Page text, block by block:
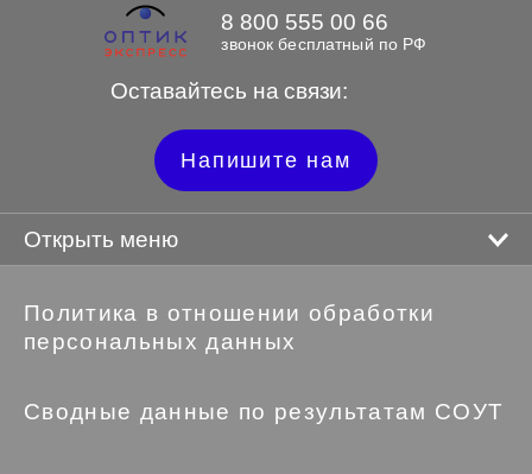
Оставайтесь на связи:
8 800 555 00 66
звонок бесплатный по РФ
Напишите нам
Открыть меню
Политика в отношении обработки
персональных данных
Сводные данные по результатам СОУТ